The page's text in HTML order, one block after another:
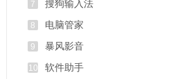
7 搜狗输入法
8 电脑管家
9 暴风影音
10 软件助手